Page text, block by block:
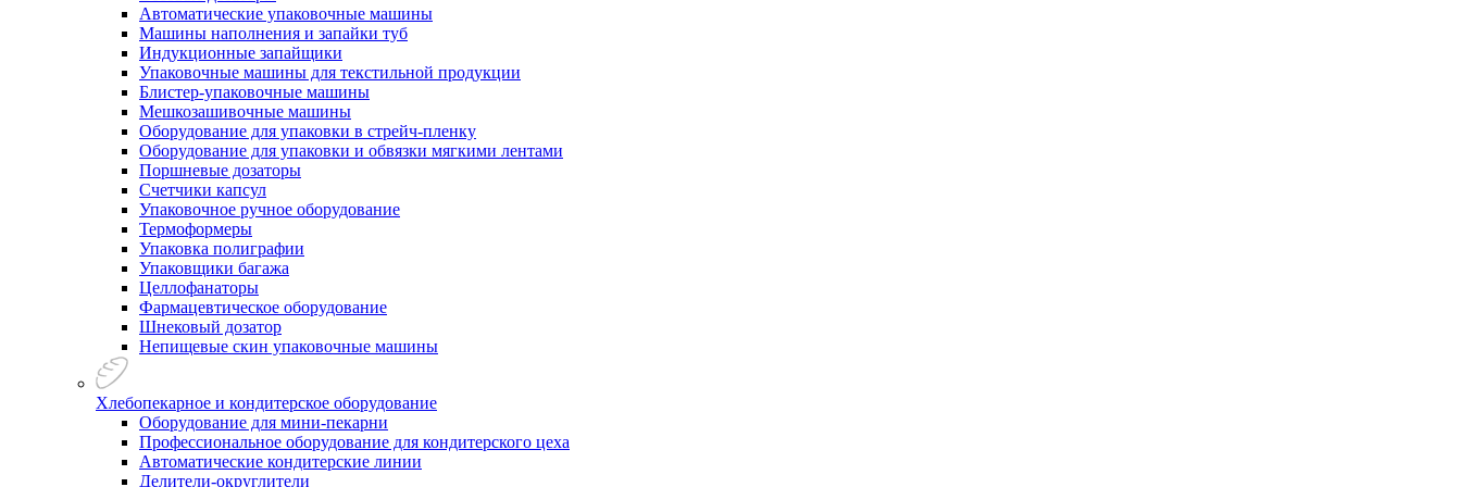
Автоматические упаковочные машины
Машины наполнения и запайки туб
Индукционные запайщики
Упаковочные машины для текстильной продукции
Блистер-упаковочные машины
Мешкозашивочные машины
Оборудование для упаковки в стрейч-пленку
Оборудование для упаковки и обвязки мягкими лентами
Поршневые дозаторы
Счетчики капсул
Упаковочное ручное оборудование
Термоформеры
Упаковка полиграфии
Упаковщики багажа
Целлофанаторы
Фармацевтическое оборудование
Шнековый дозатор
Непищевые скин упаковочные машины
Хлебопекарное и кондитерское оборудование
Оборудование для мини-пекарни
Профессиональное оборудование для кондитерского цеха
Автоматические кондитерские линии
Делители-округлители